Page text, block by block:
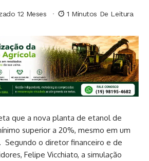
12 Meses 1 Minutos De Leitura
que a nova planta de etanol de
superior a 20%, mesmo em um
Segundo o diretor financeiro e de
Felipe Vicchiato, a simulação